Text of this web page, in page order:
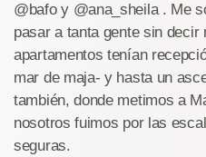
@bafo y @ana_sheila . Me
pasar a tanta gente sin decir
apartamentos tenían
mar de maja- y hasta un
también, donde metimos a
nosotros fuimos por las
seguras.